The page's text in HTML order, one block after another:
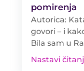
pomirenja
Autorica:
govori – i
Bila sam u
Nastavi